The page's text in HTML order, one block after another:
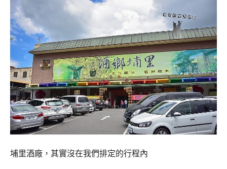
埔里酒廠，其實沒在我們排定的行程內